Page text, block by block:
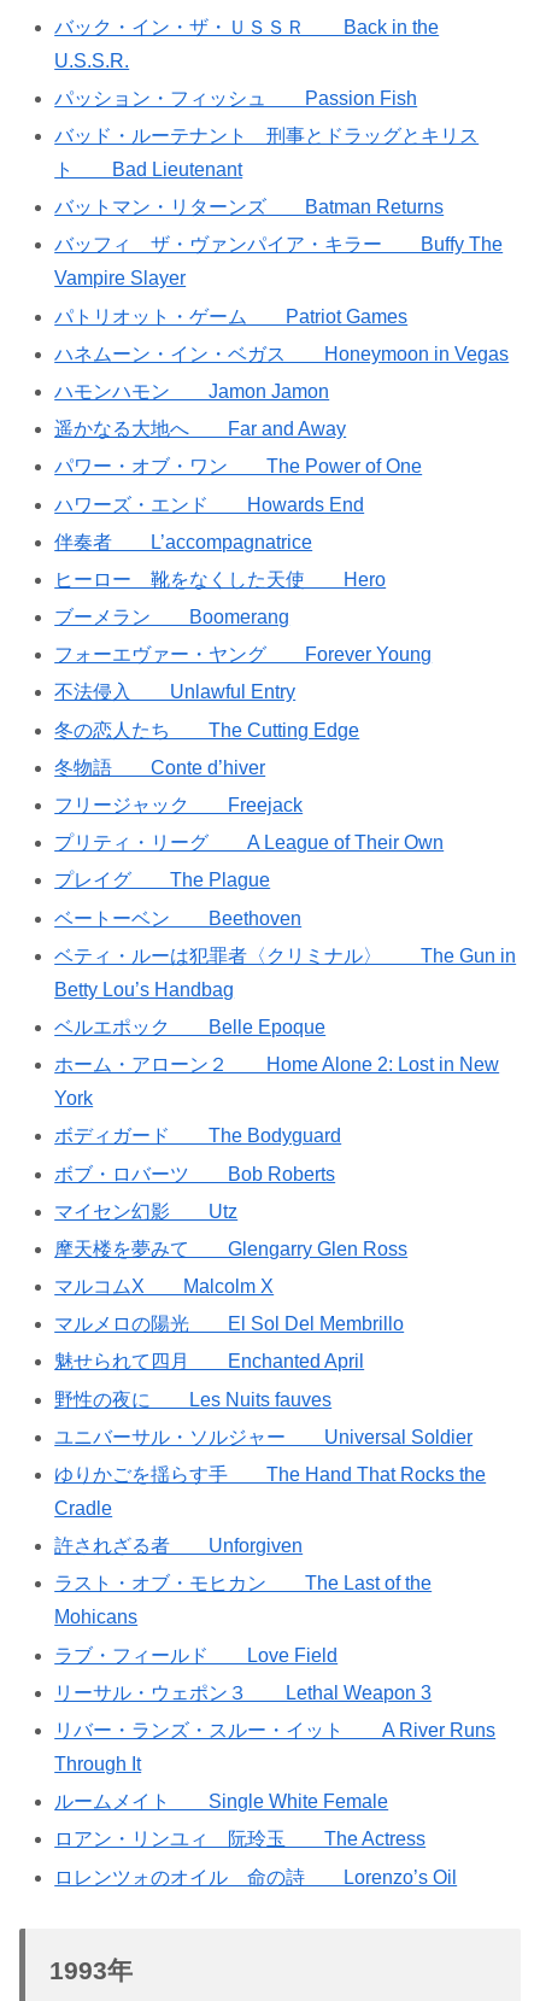
バック・イン・ザ・ＵＳＳＲ Back in the
U.S.S.R.
パッション・フィッシュ Passion Fish
バッド・ルーテナント 刑事とドラッグとキリス
ト Bad Lieutenant
バットマン・リターンズ Batman Returns
バッフィ ザ・ヴァンパイア・キラー Buffy The
Vampire Slayer
パトリオット・ゲーム Patriot Games
ハネムーン・イン・ベガス Honeymoon in Vegas
ハモンハモン Jamon Jamon
遥かなる大地へ Far and Away
パワー・オブ・ワン The Power of One
ハワーズ・エンド Howards End
伴奏者 L’accompagnatrice
ヒーロー 靴をなくした天使 Hero
ブーメラン Boomerang
フォーエヴァー・ヤング Forever Young
不法侵入 Unlawful Entry
冬の恋人たち The Cutting Edge
冬物語 Conte d’hiver
フリージャック Freejack
プリティ・リーグ A League of Their Own
プレイグ The Plague
ベートーベン Beethoven
ベティ・ルーは犯罪者〈クリミナル〉 The Gun in
Betty Lou’s Handbag
ベルエポック Belle Epoque
ホーム・アローン２ Home Alone 2: Lost in New
York
ボディガード The Bodyguard
ボブ・ロバーツ Bob Roberts
マイセン幻影 Utz
摩天楼を夢みて Glengarry Glen Ross
マルコムX Malcolm X
マルメロの陽光 El Sol Del Membrillo
魅せられて四月 Enchanted April
野性の夜に Les Nuits fauves
ユニバーサル・ソルジャー Universal Soldier
ゆりかごを揺らす手 The Hand That Rocks the
Cradle
許されざる者 Unforgiven
ラスト・オブ・モヒカン The Last of the
Mohicans
ラブ・フィールド Love Field
リーサル・ウェポン３ Lethal Weapon 3
リバー・ランズ・スルー・イット A River Runs
Through It
ルームメイト Single White Female
ロアン・リンユィ 阮玲玉 The Actress
ロレンツォのオイル 命の詩 Lorenzo’s Oil
1993年